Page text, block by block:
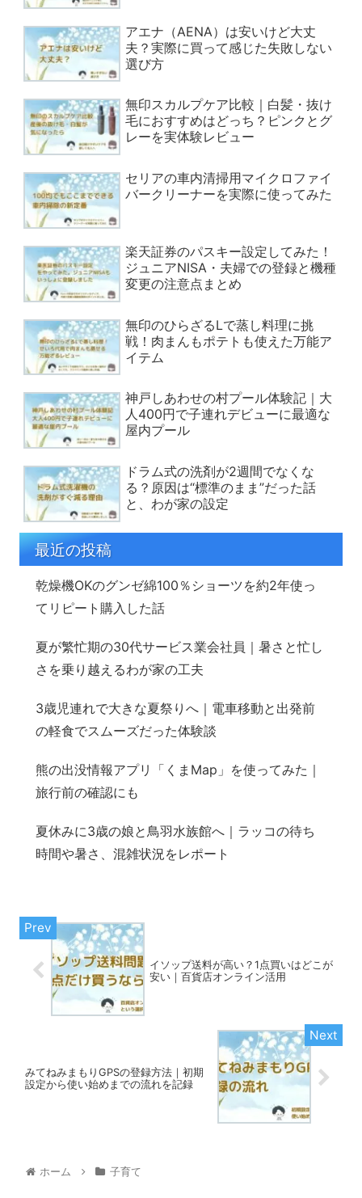
アエナ（AENA）は安いけど大丈
夫？実際に買って感じた失敗しない
選び方
無印スカルプケア比較｜白髪・抜け
毛におすすめはどっち？ピンクとグ
レーを実体験レビュー
セリアの車内清掃用マイクロファイ
バークリーナーを実際に使ってみた
楽天証券のパスキー設定してみた！
ジュニアNISA・夫婦での登録と機種
変更の注意点まとめ
無印のひらざるLで蒸し料理に挑
戦！肉まんもポテトも使えた万能ア
イテム
神戸しあわせの村プール体験記｜大
人400円で子連れデビューに最適な
屋内プール
ドラム式の洗剤が2週間でなくな
る？原因は“標準のまま”だった話
と、わが家の設定
最近の投稿
乾燥機OKのグンゼ綿100％ショーツを約2年使っ
てリピート購入した話
夏が繁忙期の30代サービス業会社員｜暑さと忙し
さを乗り越えるわが家の工夫
3歳児連れで大きな夏祭りへ｜電車移動と出発前
の軽食でスムーズだった体験談
熊の出没情報アプリ「くまMap」を使ってみた｜
旅行前の確認にも
夏休みに3歳の娘と鳥羽水族館へ｜ラッコの待ち
時間や暑さ、混雑状況をレポート
イソップ送料が高い？1点買いはどこが
安い｜百貨店オンライン活用
みてねみまもりGPSの登録方法｜初期
設定から使い始めまでの流れを記録
ホーム 子育て